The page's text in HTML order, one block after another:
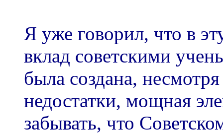
Я уже говорил, что в
вклад советскими
была создана,
недостатки, мощная
забывать, что